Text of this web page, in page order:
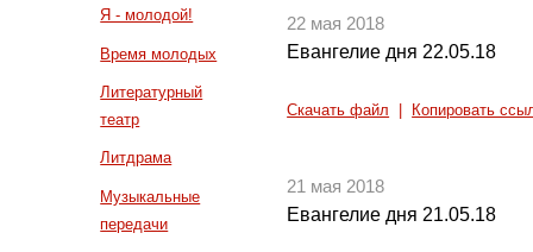
Я - молодой!
Время молодых
Литературный
театр
Литдрама
Музыкальные
передачи
22 мая 2018
Евангелие дня 22.05.18
Скачать файл Копировать
21 мая 2018
Евангелие дня 21.05.18